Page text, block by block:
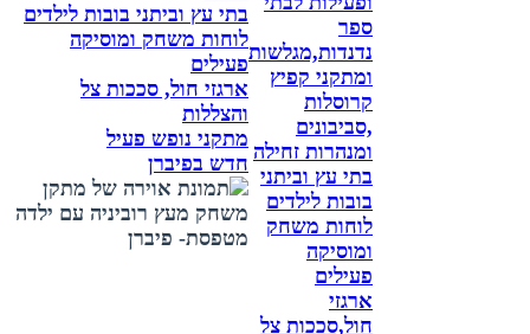
ספר
נדנדות,מגלשות
ומתקני קפיץ
קרוסלות
,סביבונים
ומנהרות זחילה
בתי עץ וביתני
בובות לילדים
לוחות משחק
ומוסיקה
פעילים
ארגזי
חול,סככות צל
בתי עץ וביתני בובות לילדים
לוחות משחק ומוסיקה
פעילים
ארגזי חול, סככות צל
והצללות
מתקני נופש פעיל
חדש בפיברן